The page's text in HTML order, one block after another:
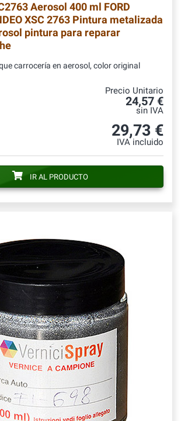
Aerosol 400 ml FORD
XSC 2763 Pintura metalizada
pintura para reparar
carrocería en aerosol, color original
Precio Unitario
24,57 €
sin IVA
29,73 €
IVA incluido
IR AL PRODUCTO